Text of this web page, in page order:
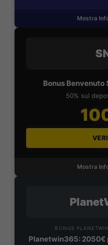
Mostra
Bonus Benvenuto
50% sul
Mostra
BONUS
Planetwin365: 2050€